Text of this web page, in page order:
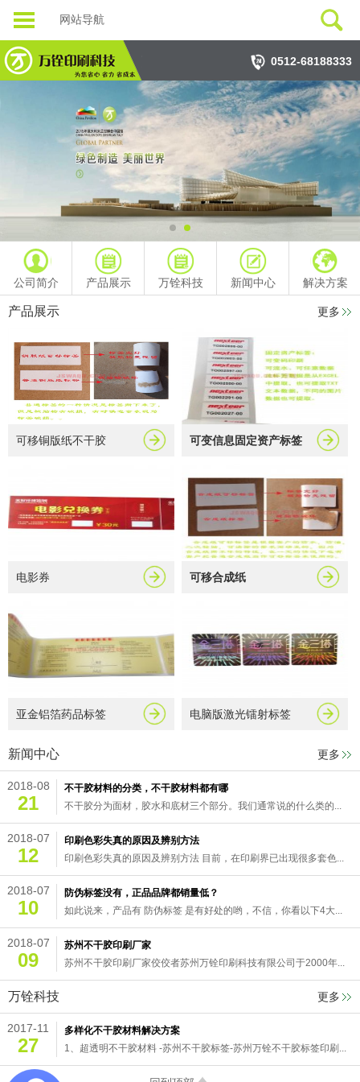
网站导航
0512-68188333
公司简介 产品展示 万铨科技 新闻中心 解决方案
产品展示 更多
可移铜版纸不干胶 可变信息固定资产标签
电影券 可移合成纸
亚金铝箔药品标签 电脑版激光镭射标签
新闻中心 更多
2018-08
21
不干胶材料的分类，不干胶材料都有哪
不干胶分为面材，胶水和底材三个部分。我们通常说的什么类的...
2018-07
12
印刷色彩失真的原因及辨别方法
印刷色彩失真的原因及辨别方法 目前，在印刷界已出现很多套色...
2018-07
10
防伪标签没有，正品品牌都销量低？
如此说来，产品有 防伪标签 是有好处的哟，不信，你看以下4大...
2018-07
09
苏州不干胶印刷厂家
苏州不干胶印刷厂家佼佼者苏州万铨印刷科技有限公司于2000年...
万铨科技 更多
2017-11
27
多样化不干胶材料解决方案
1、超透明不干胶材料 -苏州不干胶标签-苏州万铨不干胶标签印刷...